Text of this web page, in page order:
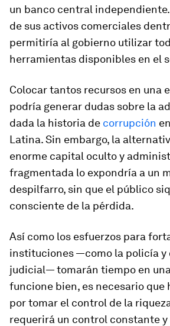
un banco central
de sus activos comerciales
permitiría al gobierno utilizar
herramientas disponibles en el
Colocar tantos recursos en una
podría generar dudas sobre la
dada la historia de corrupción
Latina. Sin embargo, la
enorme capital oculto y
fragmentada lo expondría a un
despilfarro, sin que el público
consciente de la pérdida.
Así como los esfuerzos para
instituciones —como la policía y
judicial— tomarán tiempo en
funcione bien, es necesario que
por tomar el control de la
requerirá un control constante y